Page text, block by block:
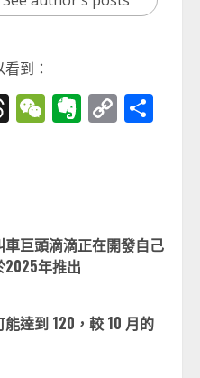
到：
Threads
WeChat
Evernote
Copy
車巨頭滴滴正在開發自己
2025年推出
能達到 120，較 10 月的